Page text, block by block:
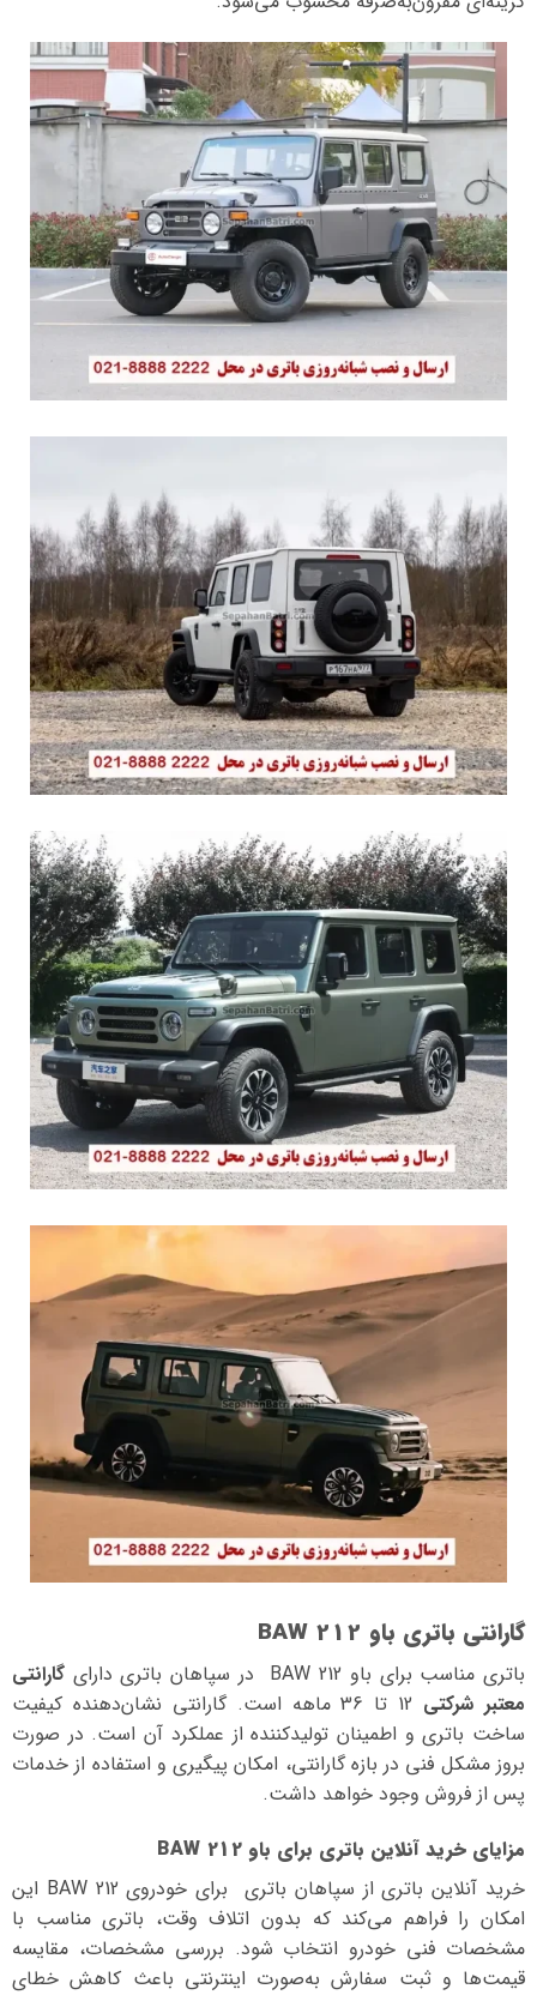
گارانتی باتری باو BAW 212
باتری مناسب برای باو BAW 212 در سپاهان باتری دارای
گارانتی
معتبر شرکتی
12 تا 36 ماهه است. گارانتی نشان‌دهنده کیفیت
ساخت باتری و اطمینان تولیدکننده از عملکرد آن است. در صورت
بروز مشکل فنی در بازه گارانتی، امکان پیگیری و استفاده از خدمات
پس از فروش وجود خواهد داشت.
مزایای خرید آنلاین باتری برای باو BAW 212
خرید آنلاین باتری از سپاهان باتری برای خودروی BAW 212 این
امکان را فراهم می‌کند که بدون اتلاف وقت، باتری مناسب با
مشخصات فنی خودرو انتخاب شود. بررسی مشخصات، مقایسه
قیمت‌ها و ثبت سفارش به‌صورت اینترنتی باعث کاهش خطای